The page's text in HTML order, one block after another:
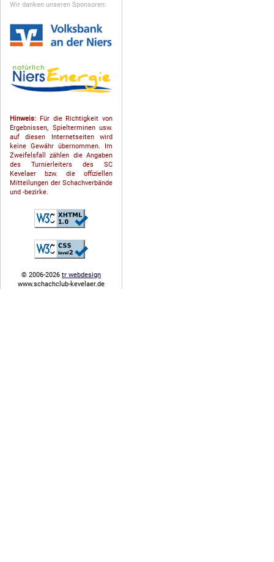
Wir danken unseren Sponsoren:
Hinweis: Für die Richtigkeit von
Ergebnissen, Spielterminen usw.
auf diesen Internetseiten wird
keine Gewähr übernommen. Im
Zweifelsfall zählen die Angaben
des Turnierleiters des SC
Kevelaer bzw. die offiziellen
Mitteilungen der Schach­ver­bände
und -bezirke.
© 2006-2026 tr webdesign
www.schachclub-kevelaer.de